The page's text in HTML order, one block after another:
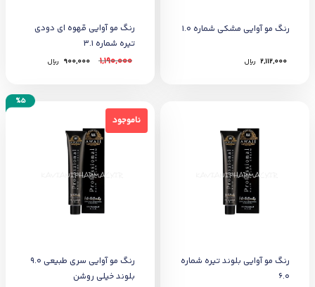
رنگ مو آوایی مشکی شماره 1.0
2,112,000 ﷼
رنگ مو آوایی قهوه ای دودی
تیره شماره 3.1
1,190,000
900,000 ﷼
رنگ مو آوایی بلوند تیره شماره
6.0
ناموجود
%5
ناموجود
رنگ مو آوایی سری طبیعی 9.0
بلوند خیلی روشن